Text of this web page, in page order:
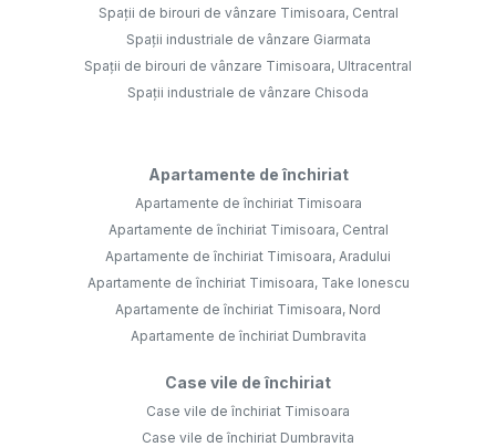
Spații de birouri de vânzare Timisoara, Central
Spații industriale de vânzare Giarmata
Spații de birouri de vânzare Timisoara, Ultracentral
Spații industriale de vânzare Chisoda
Apartamente de închiriat
Apartamente de închiriat Timisoara
Apartamente de închiriat Timisoara, Central
Apartamente de închiriat Timisoara, Aradului
Apartamente de închiriat Timisoara, Take Ionescu
Apartamente de închiriat Timisoara, Nord
Apartamente de închiriat Dumbravita
Case vile de închiriat
Case vile de închiriat Timisoara
Case vile de închiriat Dumbravita